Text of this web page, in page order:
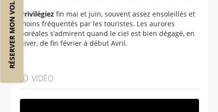
RÉSERVER MON VOL Privilégiezfin mai et juin, souvent assez ensoleillés et
moins fréquentés par les touristes. Les aurores
boréales s’admirent quand le ciel est bien dégagé, en
hiver, de fin février à début Avril.
VIDÉO